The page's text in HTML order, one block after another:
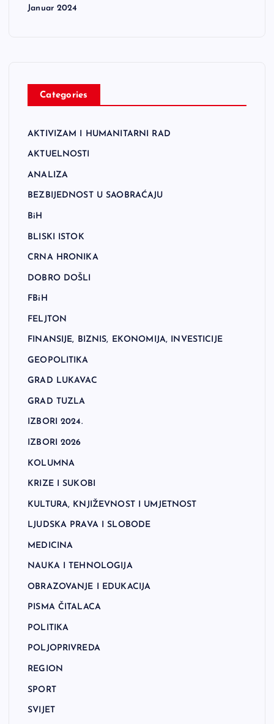
Januar 2024
Categories
AKTIVIZAM I HUMANITARNI RAD
AKTUELNOSTI
ANALIZA
BEZBIJEDNOST U SAOBRAĆAJU
BiH
BLISKI ISTOK
CRNA HRONIKA
DOBRO DOŠLI
FBiH
FELJTON
FINANSIJE, BIZNIS, EKONOMIJA, INVESTICIJE
GEOPOLITIKA
GRAD LUKAVAC
GRAD TUZLA
IZBORI 2024.
IZBORI 2026
KOLUMNA
KRIZE I SUKOBI
KULTURA, KNJIŽEVNOST I UMJETNOST
LJUDSKA PRAVA I SLOBODE
MEDICINA
NAUKA I TEHNOLOGIJA
OBRAZOVANJE I EDUKACIJA
PISMA ČITALACA
POLITIKA
POLJOPRIVREDA
REGION
SPORT
SVIJET